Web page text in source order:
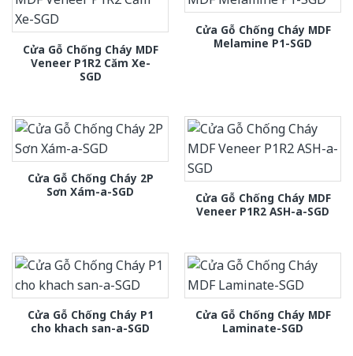
Cửa Gỗ Chống Cháy MDF
Veneer P1R2 Căm Xe-
SGD
Cửa Gỗ Chống Cháy MDF
Melamine P1-SGD
Cửa Gỗ Chống Cháy 2P
Sơn Xám-a-SGD
Cửa Gỗ Chống Cháy MDF
Veneer P1R2 ASH-a-SGD
Cửa Gỗ Chống Cháy P1
cho khach san-a-SGD
Cửa Gỗ Chống Cháy MDF
Laminate-SGD